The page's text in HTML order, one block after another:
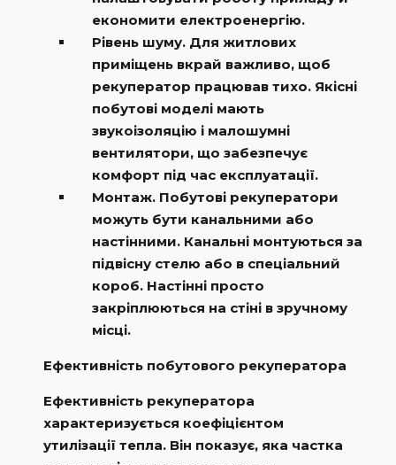
економити електроенергію.
Рівень шуму. Для житлових
приміщень вкрай важливо, щоб
рекуператор працював тихо. Якісні
побутові моделі мають
звукоізоляцію і малошумні
вентилятори, що забезпечує
комфорт під час експлуатації.
Монтаж. Побутові рекуператори
можуть бути канальними або
настінними. Канальні монтуються за
підвісну стелю або в спеціальний
короб. Настінні просто
закріплюються на стіні в зручному
місці.
Ефективність побутового рекуператора
Ефективність рекуператора
характеризується коефіцієнтом
утилізації тепла. Він показує, яка частка